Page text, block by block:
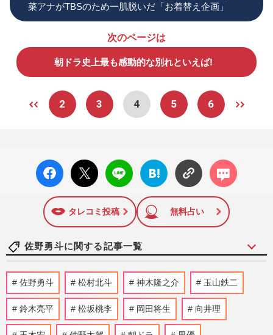
菜アナがTBSのため一肌脱いだ「お着替え企画」
次のページは
朝ドラ史上最も感動的な別れといえば!
2 3 4 5 6
facebo
ok い
X ポス
ト
LINE
はてな
ブック
に追加
コメン
ト
タレコミ投稿 無料占い
佐野勇斗に関する記事一覧
『M!LK』佐野勇斗、昨年はGP帯ドラマ主
演に紅白歌合戦出場と大躍進！ 2026年の
目標はメンバーと日本一目指…
週刊女性2026年2月10日号
佐野勇斗 松村北斗 神木隆之介 玉山鉄二
鈴木亮平 松坂桃李 岡田将生 向井理